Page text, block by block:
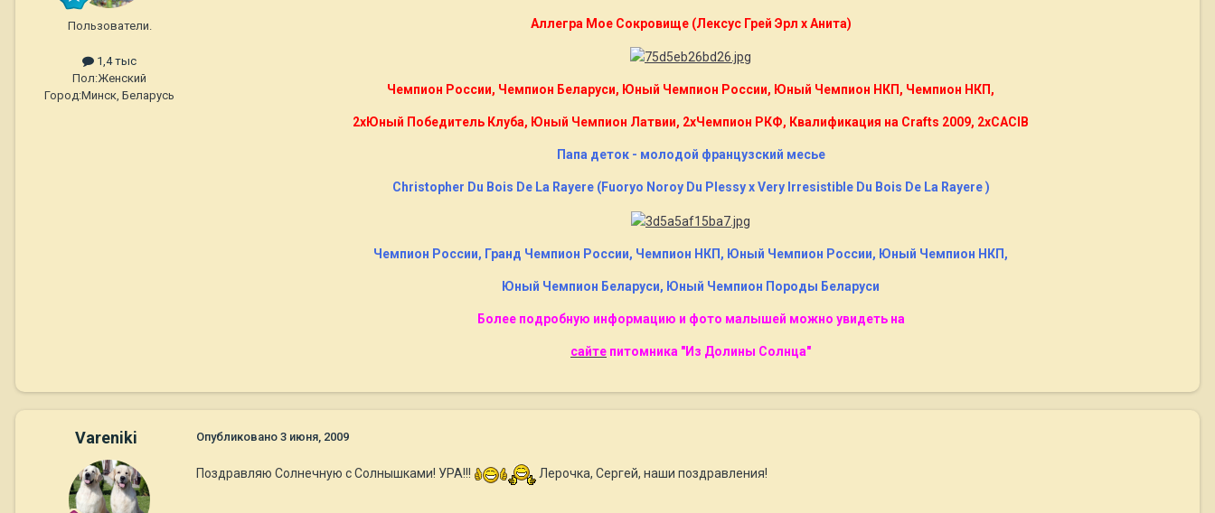
Пользователи.
1,4 тыс
Пол:Женский
Город:Минск, Беларусь
Аллегра Мое Сокровище (Лексус Грей Эрл х Анита)
Чемпион России, Чемпион Беларуси, Юный Чемпион России, Юный Чемпион НКП, Чемпион НКП,
2xЮный Победитель Клуба, Юный Чемпион Латвии, 2xЧемпион РКФ, Квалификация на Crafts 2009, 2хCACIB
Папа деток - молодой французский месье
Christopher Du Bois De La Rayere (Fuoryo Noroy Du Plessy x Very ​Irresistible Du Bois De La Rayere )
Чемпион России, Гранд Чемпион России, Чемпион НКП, Юный Чемпион России, Юный Чемпион НКП,
Юный Чемпион Беларуси, Юный Чемпион Породы Беларуси
Более подробную информацию и фото малышей можно увидеть на
сайте питомника "Из Долины Солнца"
Vareniki Опубликовано 3 июня, 2009
Поздравляю Солнечную с Солнышками! УРА!!! Лерочка, Сергей, наши поздравления!